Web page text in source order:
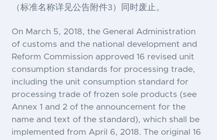
（标准名称详见公告附件3）同时废止。
On March 5, 2018, the General Administration
of customs and the national development and
Reform Commission approved 16 revised unit
consumption standards for processing trade,
including the unit consumption standard for
processing trade of frozen sole products (see
Annex 1 and 2 of the announcement for the
name and text of the standard), which shall be
implemented from April 6, 2018. The original 16